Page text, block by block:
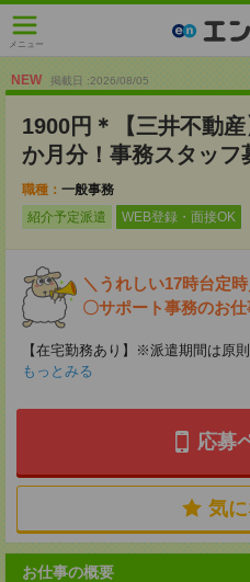
メニュー
NEW 掲載日 :2026/08/05
1900円＊【三井不動
か月分！事務スタッフ
職種： 一般事務
紹介予定派遣
WEB登録・面接OK
＼うれしい17時台定
〇サポート事務のお仕
【在宅勤務あり】※派遣期間は原
もっとみる
応募
気に
お仕事の概要